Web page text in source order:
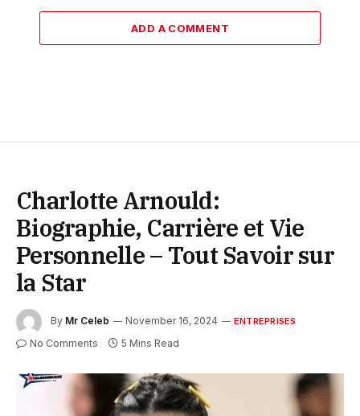
ADD A COMMENT
Charlotte Arnould:
Biographie, Carrière et Vie
Personnelle – Tout Savoir sur
la Star
By Mr Celeb November 16, 2024 ENTREPRISES
No Comments 5 Mins Read